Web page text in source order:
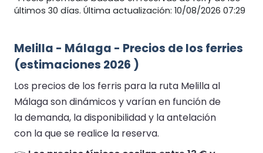
últimos 30 días. Última actualización: 10/08/2026 07:29
Melilla - Málaga - Precios de los ferries
(estimaciones 2026 )
Los precios de los ferris para la ruta Melilla al
Málaga son dinámicos y varían en función de
la demanda, la disponibilidad y la antelación
con la que se realice la reserva.